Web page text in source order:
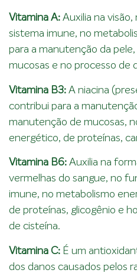
Vitamina A: Auxilia na
sistema imune, no
para a manutenção da
mucosas e no processo de
Vitamina B3: A niacina
contribui para a
manutenção de mucosas,
energético, de proteínas,
Vitamina B6: Auxilia na
vermelhas do sangue, no
imune, no metabolismo
de proteínas, glicogênio e
de cisteína.
Vitamina C: É um
dos danos causados pelos